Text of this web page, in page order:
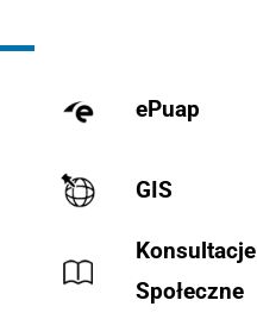
ePuap
GIS
Konsultacje
Społeczne